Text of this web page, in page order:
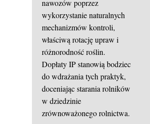
nawozów poprzez
wykorzystanie naturalnych
mechanizmów kontroli,
właściwą rotację upraw i
różnorodność roślin.
Dopłaty IP stanowią bodziec
do wdrażania tych praktyk,
doceniając starania rolników
w dziedzinie
zrównoważonego rolnictwa.